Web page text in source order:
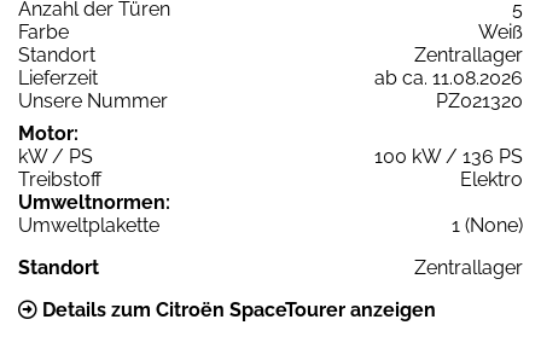
Anzahl der Türen
5
Farbe
Weiß
Standort
Zentrallager
Lieferzeit
ab ca. 11.08.2026
Unsere Nummer
PZ021320
Motor:
kW / PS
100 kW / 136 PS
Treibstoff
Elektro
Umweltnormen:
Umweltplakette
1 (None)
Standort
Zentrallager
Details zum Citroën SpaceTourer anzeigen